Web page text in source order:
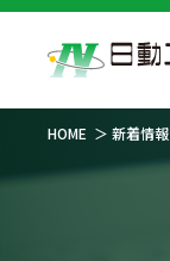
HOME 新着情報